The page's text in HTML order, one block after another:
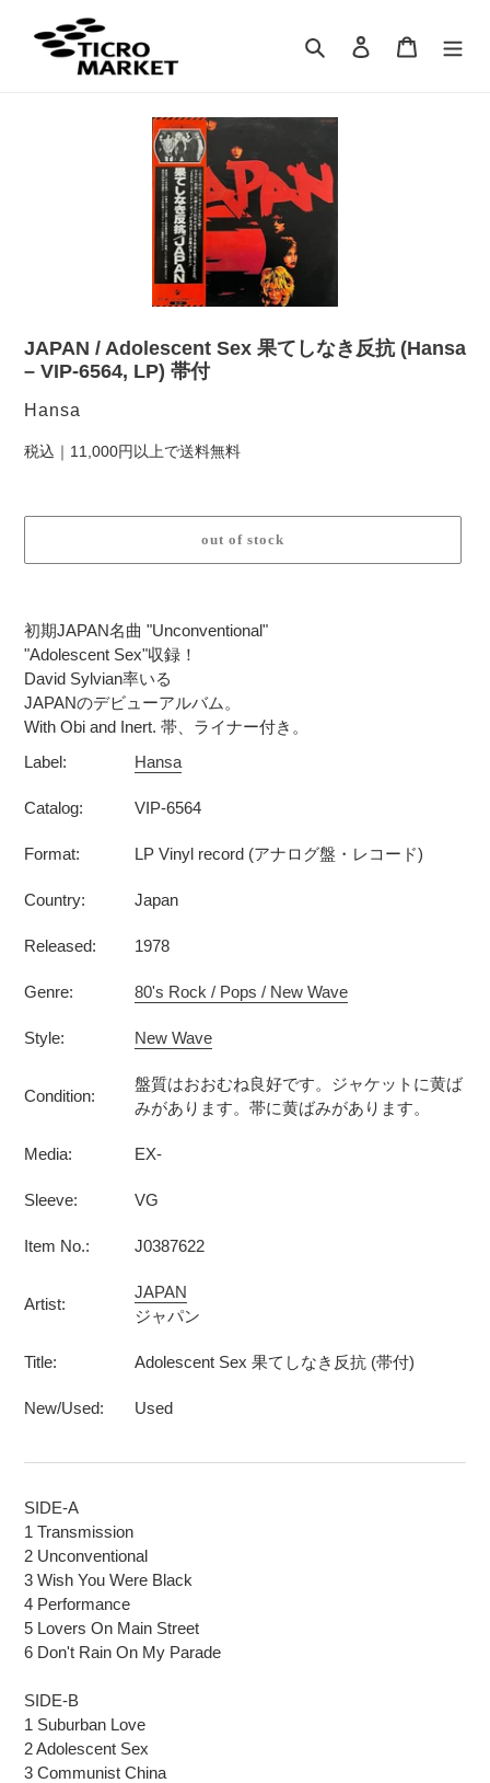
検索 ログインカート
JAPAN / Adolescent Sex 果てしなき反抗 (Hansa
– VIP-6564, LP) 帯付
販
元
Hansa
税込｜11,000円以上で送料無料
out of stock
ー
ト
に
商
品
追
加
る
初期JAPAN名曲 "Unconventional"
"Adolescent Sex"収録！
David Sylvian率いる
JAPANのデビューアルバム。
With Obi and Inert. 帯、ライナー付き。
Label:
Hansa
Catalog: VIP-6564
Format: LP Vinyl record (アナログ盤・レコード)
Country: Japan
Released: 1978
Genre: 80's Rock / Pops / New Wave
Style: New Wave
Condition:
盤質はおおむね良好です。ジャケットに黄ば
みがあります。帯に黄ばみがあります。
Media: EX-
Sleeve: VG
Item No.: J0387622
Artist:
JAPAN
ジャパン
Title: Adolescent Sex 果てしなき反抗 (帯付)
New/Used: Used
SIDE-A
1 Transmission
2 Unconventional
3 Wish You Were Black
4 Performance
5 Lovers On Main Street
6 Don't Rain On My Parade
SIDE-B
1 Suburban Love
2 Adolescent Sex
3 Communist China